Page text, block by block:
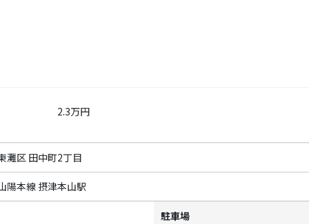
2.3万円
灘区 田中町2丁目
陽本線 摂津本山駅
駐車場